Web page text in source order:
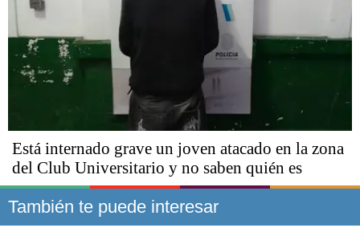
Está internado grave un joven atacado en la zona
del Club Universitario y no saben quién es
También te puede interesar